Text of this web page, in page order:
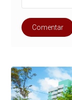
Comentar